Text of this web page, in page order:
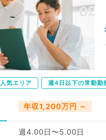
人気エリア 週4日以下の常勤勤
年収1,200万円 ～
週4.00日〜5.00日